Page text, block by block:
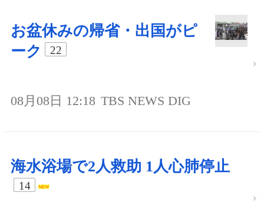
お盆休みの帰省・出国がピ
ーク
22
08月08日 12:18 TBS NEWS DIG
海水浴場で2人救助 1人心肺停止
14